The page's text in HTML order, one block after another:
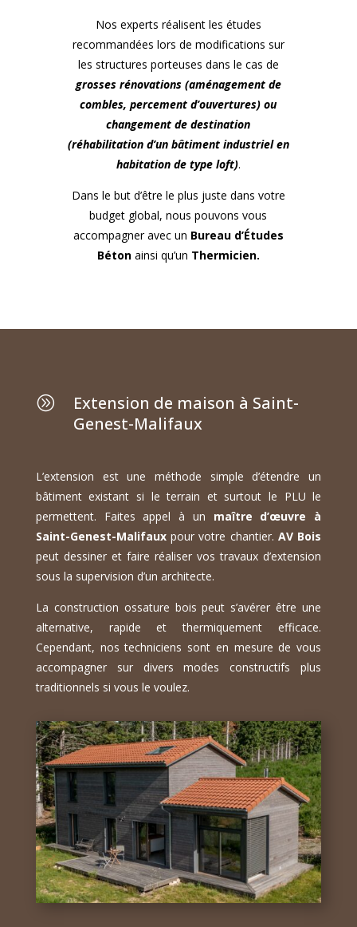
Nos experts réalisent les études
recommandées lors de modifications sur
les structures porteuses dans le cas de
grosses rénovations (aménagement de
combles, percement d’ouvertures) ou
changement de destination
(réhabilitation d’un bâtiment industriel en
habitation de type loft).
Dans le but d’être le plus juste dans votre
budget global, nous pouvons vous
accompagner avec un Bureau d’Études
Bétonainsi qu’un Thermicien.
A
Extension de maison à Saint-
Genest-Malifaux
L’extension est une méthode simple d’étendre un
bâtiment existant si le terrain et surtout le PLU le
permettent. Faites appel à un maître d’œuvre à
Saint-Genest-Malifauxpour votre chantier. AV Bois
peut dessiner et faire réaliser vos travaux d’extension
sous la supervision d’un architecte.
La construction ossature bois peut s’avérer être une
alternative, rapide et thermiquement efficace.
Cependant, nos techniciens sont en mesure de vous
accompagner sur divers modes constructifs plus
traditionnels si vous le voulez.